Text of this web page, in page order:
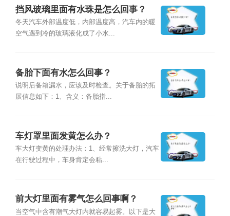
挡风玻璃里面有水珠是怎么回事？
冬天汽车外部温度低，内部温度高，汽车内的暖
空气遇到冷的玻璃液化成了小水...
备胎下面有水怎么回事？
说明后备箱漏水，应该及时检查。关于备胎的拓
展信息如下：1、含义：备胎指...
车灯罩里面发黄怎么办？
车大灯变黄的处理办法：1、经常擦洗大灯，汽车
在行驶过程中，车身肯定会粘...
前大灯里面有雾气怎么回事啊？
当空气中含有潮气大灯内就容易起雾。以下是大